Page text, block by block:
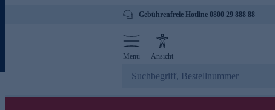
Gebührenfreie Hotline 0800 29 888 88
Menü Ansicht